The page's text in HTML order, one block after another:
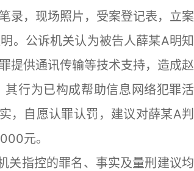
录，现场照片，受案登记表，立案
。公诉机关认为被告人薛某A明知
提供通讯传输等技术支持，造成赵
行为已构成帮助信息网络犯罪活
，自愿认罪认罚，建议对薛某A判
元。
指控的罪名、事实及量刑建议均